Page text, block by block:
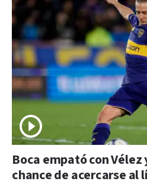
Boca empató con Vélez
chance de acercarse al